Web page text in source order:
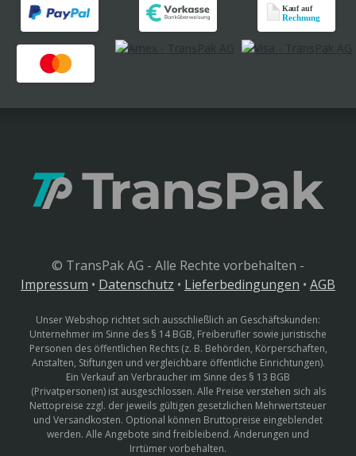
© TransPak AG - Alle Rechte vorbehalten -
Impressum • Datenschutz • Lieferbedingungen • AGB
Unser Webshop richtet sich ausschließlich an Geschäftskunden:
Unternehmer im Sinne des § 14 BGB, Freiberufler sowie juristische
Personen des öffentlichen Rechts (z. B. Behörden, Körperschaften,
Anstalten, Stiftungen und vergleichbare öffentliche Einrichtungen).
Ein Verkauf an Verbraucher im Sinne des § 13 BGB
(Privatpersonen) ist ausgeschlossen. Alle Preise verstehen sich als
Nettopreise zzgl. der jeweils gültigen gesetzlichen Mehrwertsteuer
und Versandkosten. Optional können Bruttopreise eingeblendet
werden. Alle Angebote sind freibleibend. Änderungen und
Irrtümer vorbehalten.